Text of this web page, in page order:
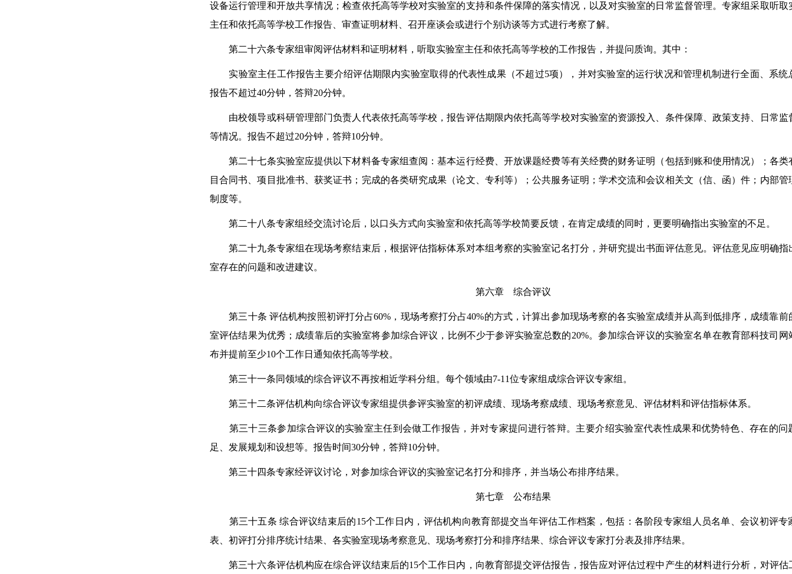
设备运行管理和开放共享情况；检查依托高等学校对实验室的支持和条件保障的落实情况，以及对实验室的日常监督管理。专家组采取听取
主任和依托高等学校工作报告、审查证明材料、召开座谈会或进行个别访谈等方式进行考察了解。
第二十六条专家组审阅评估材料和证明材料，听取实验室主任和依托高等学校的工作报告，并提问质询。其中：
实验室主任工作报告主要介绍评估期限内实验室取得的代表性成果（不超过5项），并对实验室的运行状况和管理机制进行全面、系统
报告不超过40分钟，答辩20分钟。
由校领导或科研管理部门负责人代表依托高等学校，报告评估期限内依托高等学校对实验室的资源投入、条件保障、政策支持、日常监
等情况。报告不超过20分钟，答辩10分钟。
第二十七条实验室应提供以下材料备专家组查阅：基本运行经费、开放课题经费等有关经费的财务证明（包括到账和使用情况）；各类
目合同书、项目批准书、获奖证书；完成的各类研究成果（论文、专利等）；公共服务证明；学术交流和会议相关文（信、函）件；内部管
制度等。
第二十八条专家组经交流讨论后，以口头方式向实验室和依托高等学校简要反馈，在肯定成绩的同时，更要明确指出实验室的不足。
第二十九条专家组在现场考察结束后，根据评估指标体系对本组考察的实验室记名打分，并研究提出书面评估意见。评估意见应明确指
室存在的问题和改进建议。
第六章 综合评议
第三十条 评估机构按照初评打分占60%，现场考察打分占40%的方式，计算出参加现场考察的各实验室成绩并从高到低排序，成绩靠前
室评估结果为优秀；成绩靠后的实验室将参加综合评议，比例不少于参评实验室总数的20%。参加综合评议的实验室名单在教育部科技司网
布并提前至少10个工作日通知依托高等学校。
第三十一条同领域的综合评议不再按相近学科分组。每个领域由7-11位专家组成综合评议专家组。
第三十二条评估机构向综合评议专家组提供参评实验室的初评成绩、现场考察成绩、现场考察意见、评估材料和评估指标体系。
第三十三条参加综合评议的实验室主任到会做工作报告，并对专家提问进行答辩。主要介绍实验室代表性成果和优势特色、存在的问
足、发展规划和设想等。报告时间30分钟，答辩10分钟。
第三十四条专家经评议讨论，对参加综合评议的实验室记名打分和排序，并当场公布排序结果。
第七章 公布结果
第三十五条 综合评议结束后的15个工作日内，评估机构向教育部提交当年评估工作档案，包括：各阶段专家组人员名单、会议初评专
表、初评打分排序统计结果、各实验室现场考察意见、现场考察打分和排序结果、综合评议专家打分表及排序结果。
第三十六条评估机构应在综合评议结束后的15个工作日内，向教育部提交评估报告，报告应对评估过程中产生的材料进行分析，对评估